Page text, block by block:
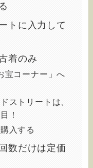
トに入力して
着のみ
宝コーナー」へ
ストリートは、
！
入する
数だけは定価